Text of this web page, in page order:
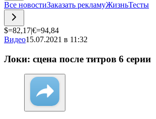
Все новостиЗаказать рекламуЖизньТесты
$=82,17|€=94,84
Видео15.07.2021 в 11:32
Локи: сцена после титров 6 серии